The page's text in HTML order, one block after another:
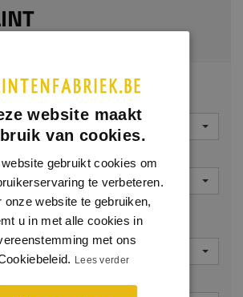
mm | MDF ecologisch
website maakt
van cookies.
gebruikt cookies om
te verbeteren.
onze website te gebruiken,
u in met alle cookies in
met ons
Lees verder